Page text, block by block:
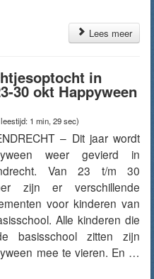
Lees meer
in
30 okt Happyween
1 min, 29 sec)
– Dit jaar wordt
weer gevierd in
Van 23 t/m 30
zijn er verschillende
voor kinderen van
Alle kinderen die
basisschool zitten zijn
mee te vieren. En …